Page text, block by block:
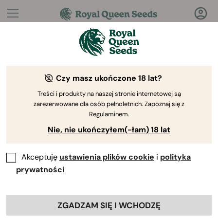
Pytania?Odpowiedzi!
Witamy w Royal Queen Seeds Help Center
Help Center > Produkty i
Uprawa > Genetyka
Back
Czy masz ukończone 18 lat?
Treści i produkty na naszej stronie internetowej są
zarezerwowane dla osób pełnoletnich. Zapoznaj się z
Regulaminem.
Nie, nie ukończyłem(-łam) 18 lat
Akceptuję ustawienia plików cookie i polityka
prywatności
ZGADZAM SIĘ I WCHODZĘ